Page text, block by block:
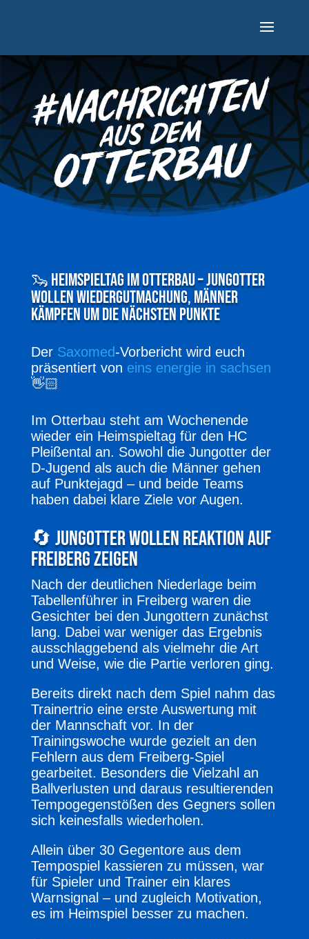
🦦 Heimspieltag im Otterbau – Jungotter
wollen Wiedergutmachung, Männer
kämpfen um die nächsten Punkte
Der Saxomed-Vorbericht wird euch
präsentiert von eins energie in sachsen
👋🏻
Im Otterbau steht am Wochenende
wieder ein Heimspieltag für den HC
Pleißental an. Sowohl die Jungotter der
D-Jugend als auch die Männer gehen
auf Punktejagd – und beide Teams
haben dabei klare Ziele vor Augen.
🔄 Jungotter wollen Reaktion auf
Freiberg zeigen
Nach der deutlichen Niederlage beim
Tabellenführer in Freiberg waren die
Gesichter bei den Jungottern zunächst
lang. Dabei war weniger das Ergebnis
ausschlaggebend als vielmehr die Art
und Weise, wie die Partie verloren ging.
Bereits direkt nach dem Spiel nahm das
Trainertrio eine erste Auswertung mit
der Mannschaft vor. In der
Trainingswoche wurde gezielt an den
Fehlern aus dem Freiberg-Spiel
gearbeitet. Besonders die Vielzahl an
Ballverlusten und daraus resultierenden
Tempogegenstößen des Gegners sollen
sich keinesfalls wiederholen.
Allein über 30 Gegentore aus dem
Tempospiel kassieren zu müssen, war
für Spieler und Trainer ein klares
Warnsignal – und zugleich Motivation,
es im Heimspiel besser zu machen.